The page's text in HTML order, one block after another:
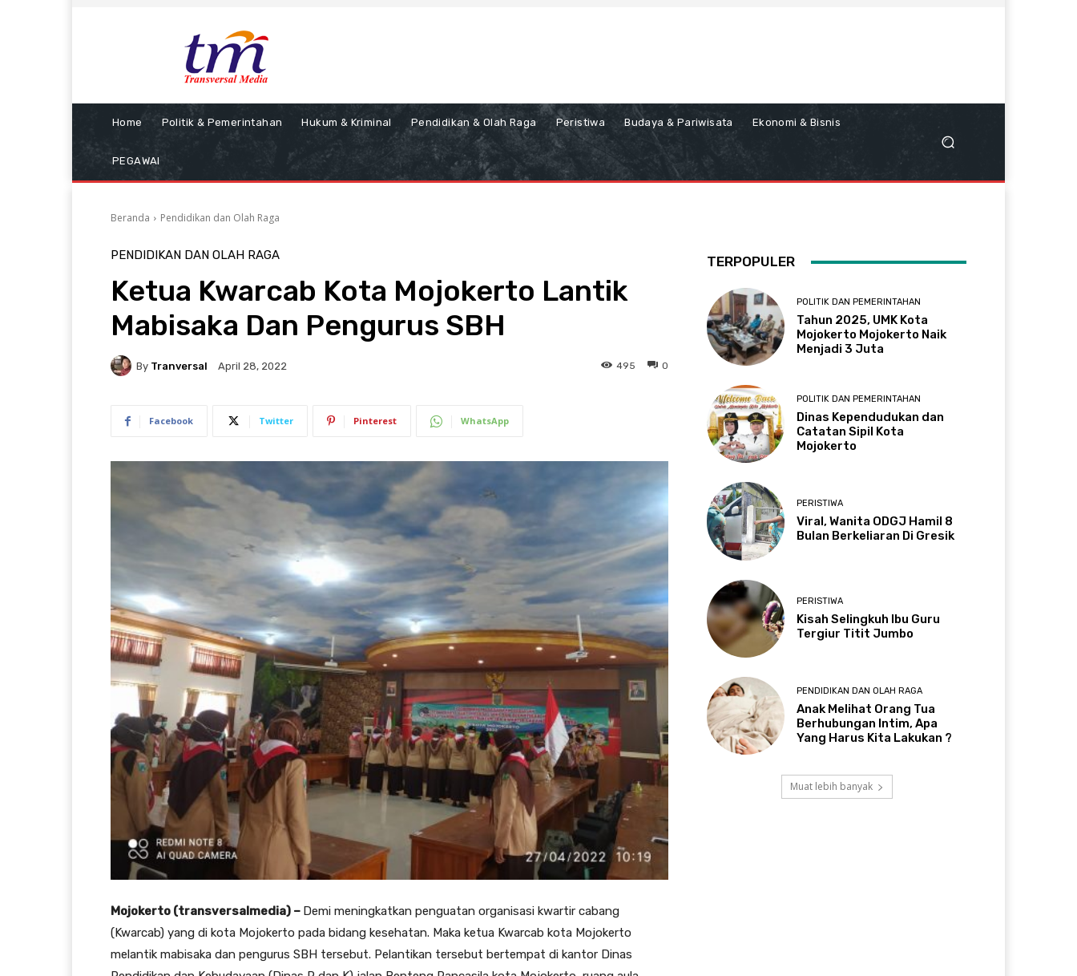
Home Politik & Pemerintahan Hukum & Kriminal Pendidikan & Olah Raga Peristiwa Budaya & Pariwisata Ekonomi & Bisnis
PEGAWAI
Beranda Pendidikan dan Olah Raga
PENDIDIKAN DAN OLAH RAGA
Ketua Kwarcab Kota Mojokerto Lantik
Mabisaka Dan Pengurus SBH
By Tranversal April 28, 2022 0
495
Facebook Twitter Pinterest WhatsApp
Mojokerto (transversalmedia) – Demi meningkatkan penguatan organisasi kwartir cabang
(Kwarcab) yang di kota Mojokerto pada bidang kesehatan. Maka ketua Kwarcab kota Mojokerto
melantik mabisaka dan pengurus SBH tersebut. Pelantikan tersebut bertempat di kantor Dinas
TERPOPULER
POLITIK DAN PEMERINTAHAN
Tahun 2025, UMK Kota
Mojokerto Mojokerto Naik
Menjadi 3 Juta
POLITIK DAN PEMERINTAHAN
Dinas Kependudukan dan
Catatan Sipil Kota
Mojokerto
PERISTIWA
Viral, Wanita ODGJ Hamil 8
Bulan Berkeliaran Di Gresik
PERISTIWA
Kisah Selingkuh Ibu Guru
Tergiur Titit Jumbo
PENDIDIKAN DAN OLAH RAGA
Anak Melihat Orang Tua
Berhubungan Intim, Apa
Yang Harus Kita Lakukan ?
Muat lebih banyak